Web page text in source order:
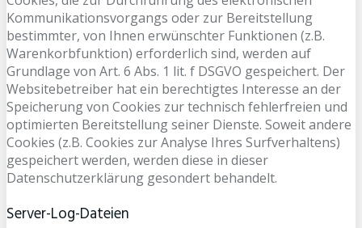
Kommunikationsvorgangs oder zur Bereitstellung
bestimmter, von Ihnen erwünschter Funktionen (z.B.
Warenkorbfunktion) erforderlich sind, werden auf
Grundlage von Art. 6 Abs. 1 lit. f DSGVO gespeichert. Der
Websitebetreiber hat ein berechtigtes Interesse an der
Speicherung von Cookies zur technisch fehlerfreien und
optimierten Bereitstellung seiner Dienste. Soweit andere
Cookies (z.B. Cookies zur Analyse Ihres Surfverhaltens)
gespeichert werden, werden diese in dieser
Datenschutzerklärung gesondert behandelt.
Server-Log-Dateien